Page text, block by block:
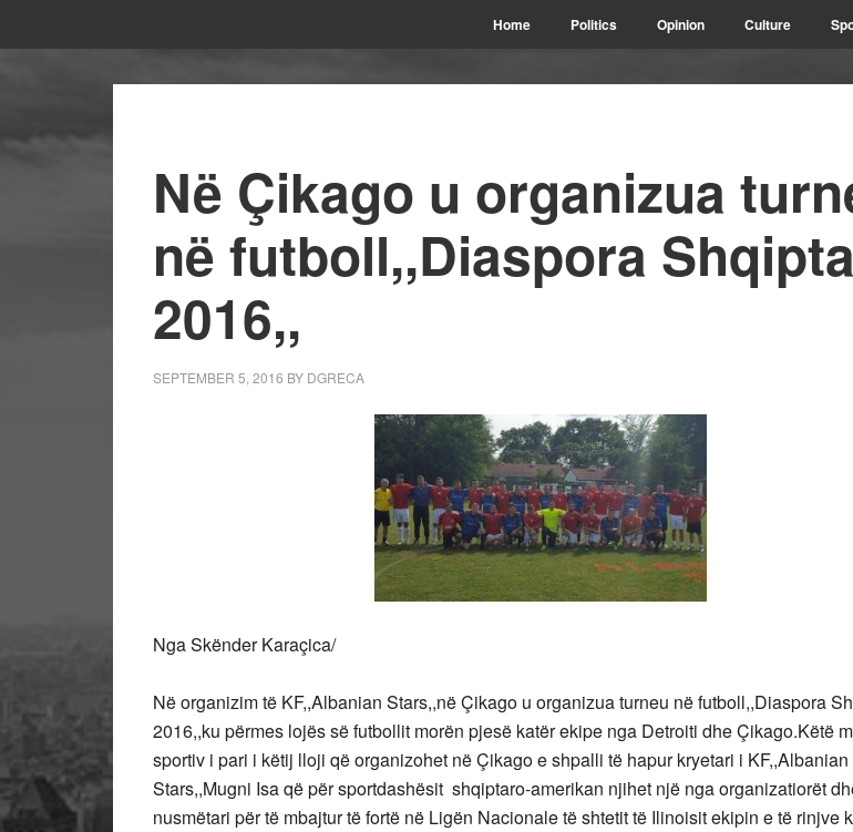
Home Politics Opinion Culture
Në Çikago u organizua
në futboll,,Diaspora
2016,,
SEPTEMBER 5, 2016 BY DGRECA
Nga Skënder Karaçica/
Në organizim të KF,,Albanian Stars,,në Çikago u organizua turneu në futboll,,Diaspora
2016,,ku përmes lojës së futbollit morën pjesë katër ekipe nga Detroiti dhe Çikago.Këtë
sportiv i pari i këtij lloji që organizohet në Çikago e shpalli të hapur kryetari i KF,,Albanian
Stars,,Mugni Isa që për sportdashësit shqiptaro-amerikan njihet një nga organizatiorët
nusmëtari për të mbajtur të fortë në Ligën Nacionale të shtetit të Ilinoisit ekipin e të rinjve